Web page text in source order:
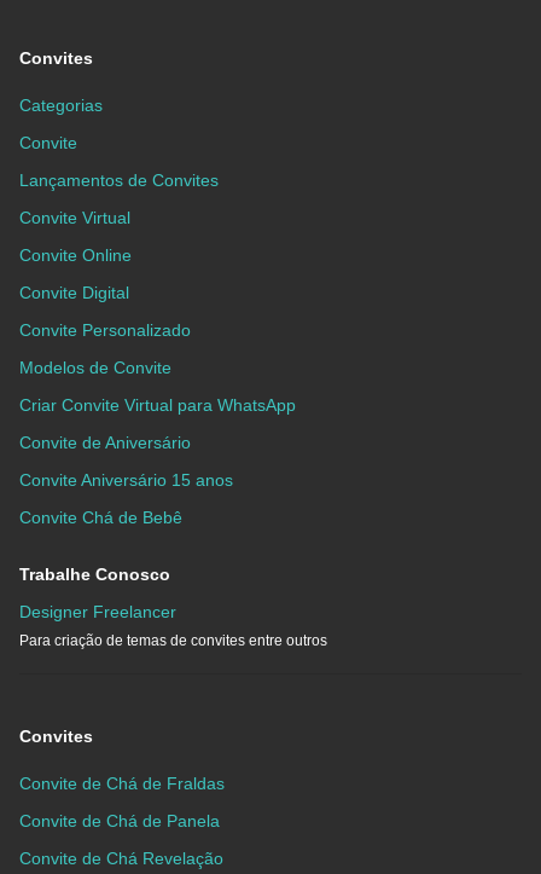
Convites
Categorias
Convite
Lançamentos de Convites
Convite Virtual
Convite Online
Convite Digital
Convite Personalizado
Modelos de Convite
Criar Convite Virtual para WhatsApp
Convite de Aniversário
Convite Aniversário 15 anos
Convite Chá de Bebê
Trabalhe Conosco
Designer Freelancer
Para criação de temas de convites entre outros
Convites
Convite de Chá de Fraldas
Convite de Chá de Panela
Convite de Chá Revelação